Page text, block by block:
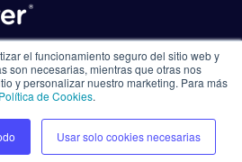
el funcionamiento seguro del sitio web y
son necesarias, mientras que otras nos
y personalizar nuestro marketing. Para más
Política de Cookies.
Usar solo cookies necesarias
Value conversation.
Privacy Policy